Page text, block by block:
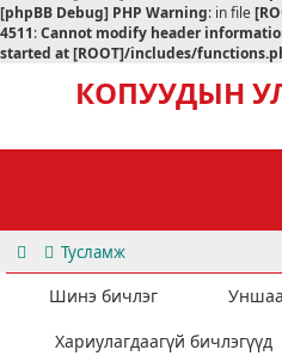
[phpBB Debug] PHP Warning: in file
4511:Cannot modify header
started at [ROOT]/includes/
КОПУУДЫН
Тусламж
Шинэ бичлэг
Хариулагдаагүй бичлэгүүд